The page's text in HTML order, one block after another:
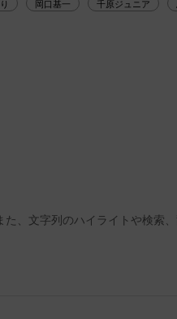
岡口基一 千原ジュニア
、文字列のハイライトや検索